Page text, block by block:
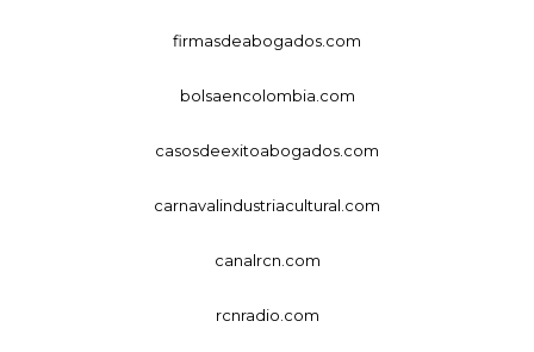
firmasdeabogados.com
bolsaencolombia.com
casosdeexitoabogados.com
carnavalindustriacultural.com
canalrcn.com
rcnradio.com